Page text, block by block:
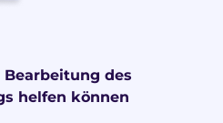
des
helfen können